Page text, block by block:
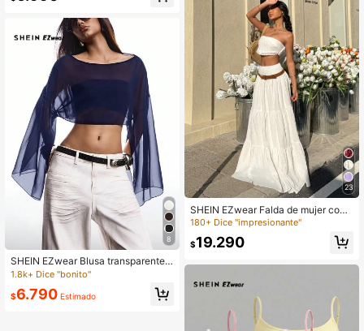
8
SHEIN EZwear Blusa transparente d
e cuello de barco y capa de unicolo
1.8k+ Dice "bonito"
$6.790 Estimado
23
SHEIN EZwear Falda de mujer con
cintura fruncida y volantes en el baj
o, de unicolor
180+ Dice "impresionante"
$19.290